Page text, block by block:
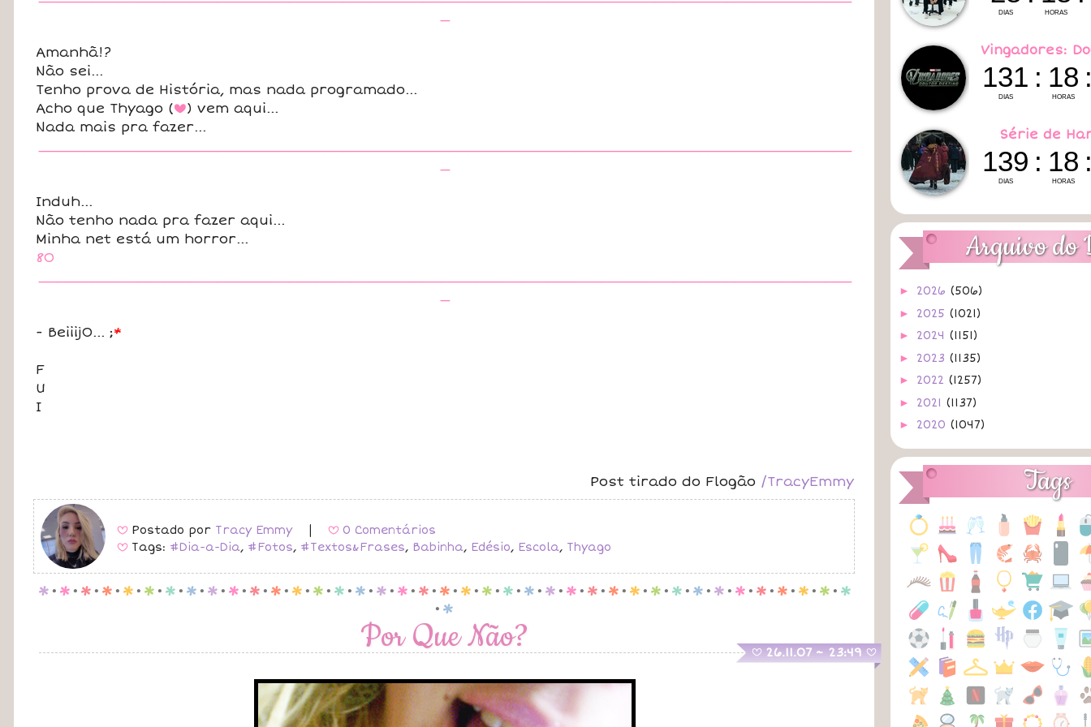
Amanhã!?
Não sei...
Tenho prova de História, mas nada programado...
Acho que Thyago (b) vem aqui...
Nada mais pra fazer...
Induh...
Não tenho nada pra fazer aqui...
Minha net está um horror...
8O
- BeiiijO... ;*
F
U
I
Post tirado do Flogão /TracyEmmy
B Postado por Tracy Emmy B 0 Comentários
B Tags: #Dia-a-Dia, #Fotos, #Textos&Frases, Babinha, Edésio, Escola, Thyago
p . p . p . p . p . p . p . p . p . p . p . p . p . p . p . p . p . p . p . p . p . p . p . p . p . p . p . p . p . p . p . p . p . p . p . p . p . p . p
. p
Por Que Não? B 26.11.07 ~ 23:49 B
Vingadores:
Série de
Arquivo do
► 2026 (506)
► 2025 (1021)
► 2024 (1151)
► 2023 (1135)
► 2022 (1257)
► 2021 (1137)
► 2020 (1047)
►2019(1064)
►2018(1008)
►
►2016(487)
►2015(424)
►2014(403)
►2013(869)
►2012 (761)
2011(515)
►2010(1007)
►2009(1297)
►2008(297)
▼2007(187)
Tags